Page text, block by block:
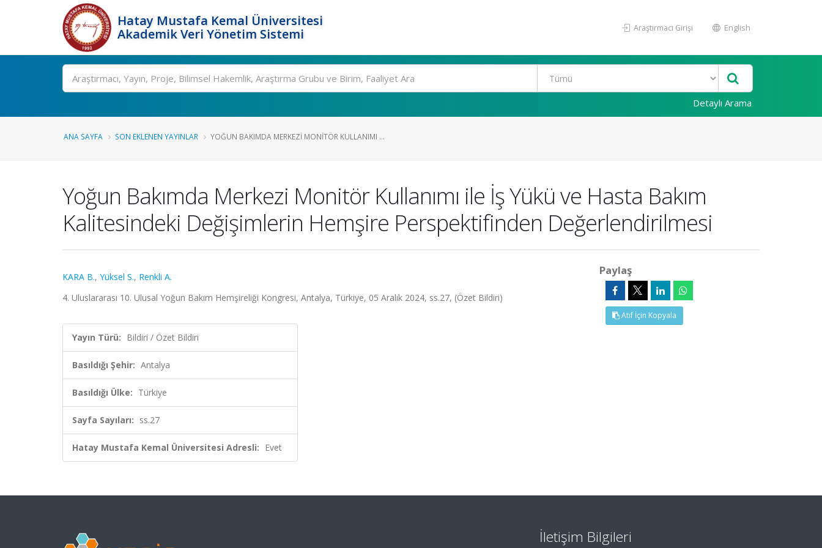
Hatay Mustafa Kemal Üniversitesi
Akademik Veri Yönetim Sistemi
Araştırmacı Girişi English
Ara
Detaylı Arama
ANA SAYFA SON EKLENEN YAYINLAR YOĞUN BAKIMDA MERKEZI MONITÖR KULLANIMI ...
Yoğun Bakımda Merkezi Monitör Kullanımı ile İş Yükü ve Hasta Bakım
Kalitesindeki Değişimlerin Hemşire Perspektifinden Değerlendirilmesi
KARA B., Yüksel S., Renkli A.
4. Uluslararası 10. Ulusal Yoğun Bakım Hemşireliği Kongresi, Antalya, Türkiye, 05 Aralık 2024, ss.27, (Özet Bildiri)
Yayın Türü: Bildiri / Özet Bildiri
Basıldığı Şehir: Antalya
Basıldığı Ülke: Türkiye
Sayfa Sayıları: ss.27
Hatay Mustafa Kemal Üniversitesi Adresli: Evet
Paylaş
Atıf İçin Kopyala
İletişim Bilgileri